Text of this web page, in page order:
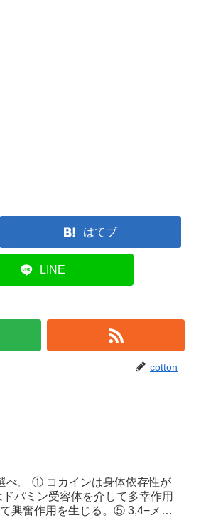
はてブ
LINE
cotton
。 ① コカインは身体依存性が
パミン受容体を介して多幸作用
興奮作用を生じる。⑤ 3,4−メ